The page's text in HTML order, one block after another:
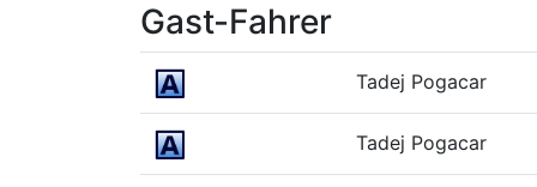
Gast-Fahrer
Tadej Pogacar
Tadej Pogacar